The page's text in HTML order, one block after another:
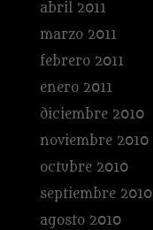
abril 2011
marzo 2011
febrero 2011
enero 2011
diciembre 2010
noviembre 2010
octubre 2010
septiembre 2010
agosto 2010